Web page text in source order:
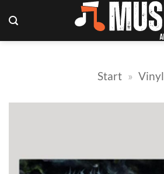
Inhalt
springen
Start » Vinyl